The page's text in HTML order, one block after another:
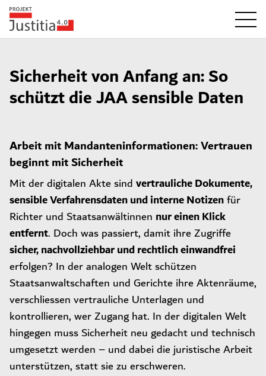
Sicherheit von Anfang an: So
schützt die JAA sensible Daten
Arbeit mit Mandanteninformationen: Vertrauen
beginnt mit Sicherheit
Mit der digitalen Akte sindvertrauliche Dokumente,
sensible Verfahrensdaten und interne Notizenfür
Richter und Staatsanwältinnen nur einen Klick
entfernt. Doch was passiert, damit ihre Zugriffe
sicher, nachvollziehbar und rechtlich einwandfrei
erfolgen? In der analogen Welt schützen
Staatsanwaltschaften und Gerichte ihre Aktenräume,
verschliessen vertrauliche Unterlagen und
kontrollieren, wer Zugang hat. In der digitalen Welt
hingegen muss Sicherheit neu gedacht und technisch
umgesetzt werden – und dabei die juristische Arbeit
unterstützen, statt sie zu erschweren.